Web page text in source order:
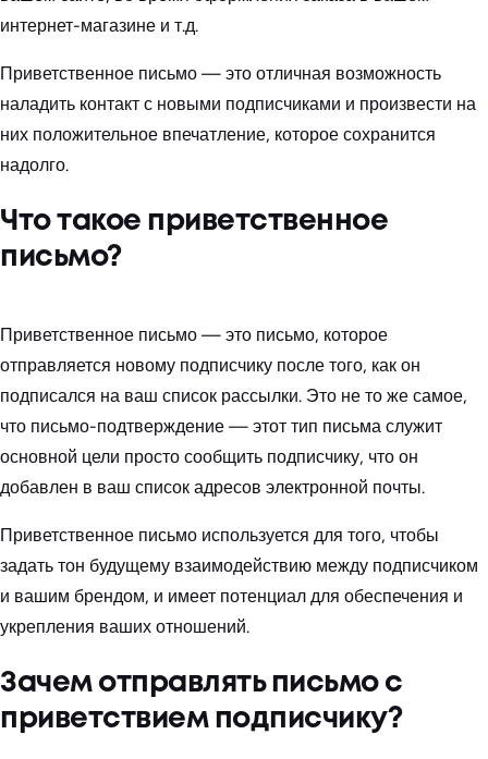
интернет-магазине и т.д.
Приветственное письмо — это отличная возможность
наладить контакт с новыми подписчиками и произвести на
них положительное впечатление, которое сохранится
надолго.
Что такое приветственное
письмо?
Приветственное письмо — это письмо, которое
отправляется новому подписчику после того, как он
подписался на ваш список рассылки. Это не то же самое,
что письмо-подтверждение — этот тип письма служит
основной цели просто сообщить подписчику, что он
добавлен в ваш список адресов электронной почты.
Приветственное письмо используется для того, чтобы
задать тон будущему взаимодействию между подписчиком
и вашим брендом, и имеет потенциал для обеспечения и
укрепления ваших отношений.
Зачем отправлять письмо с
приветствием подписчику?